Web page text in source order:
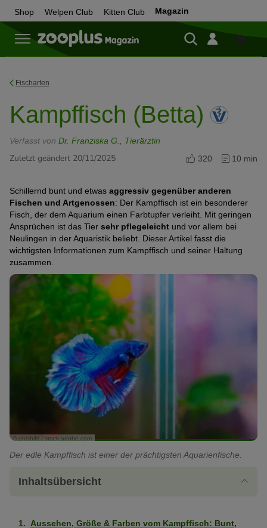
Shop Welpen Club Kitten Club Magazin
Zum
Fischarten
Kampffisch (Betta)
Verfasst von Dr. Franziska G., Tierärztin
Zuletzt geändert 20/11/2025 320 10 min
Schillernd bunt und etwas aggressiv gegenüber anderen
Fischen und Artgenossen: Der Kampffisch ist ein besonderer
Fisch, der dem Aquarium einen Farbtupfer verleiht. Mit geringen
Ansprüchen ist das Tier sehr pflegeleicht und vor allem bei
Neulingen in der Aquaristik beliebt. Dieser Artikel fasst die
wichtigsten Informationen zum Kampffisch und seiner Haltung
zusammen.
© ohishiftl / stock.adobe.com
Der edle Kampffisch ist einer der prächtigsten Aquarienfische.
Inhaltsübersicht
Aussehen, Größe & Farben vom Kampffisch: Bunt,